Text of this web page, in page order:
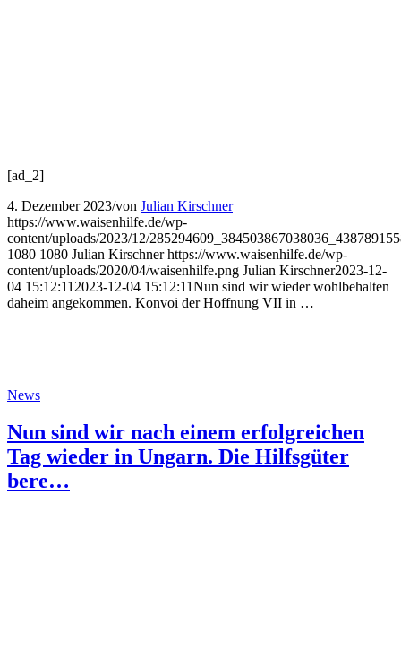
[ad_2]
4. Dezember 2023/von Julian Kirschner
https://www.waisenhilfe.de/wp-
content/uploads/2023/12/
1080 1080 Julian Kirschner https://www.waisenhilfe.de/wp-
content/uploads/2020/04/waisenhilfe.png Julian Kirschner2023-12-
04 15:12:11 2023-12-04 15:12:11Nun sind wir wieder wohlbehalten
daheim angekommen. Konvoi der Hoffnung VII in …
News
Nun sind wir nach einem erfolgreichen
Tag wieder in Ungarn. Die Hilfsgüter
bere…